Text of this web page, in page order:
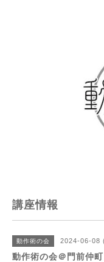
講座情報
動作術の会 2024-06-08
動作術の会＠門前仲